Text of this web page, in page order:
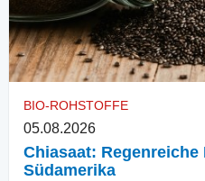
BIO-ROHSTOFFE
05.08.2026
Chiasaat: Regenreiche
Südamerika